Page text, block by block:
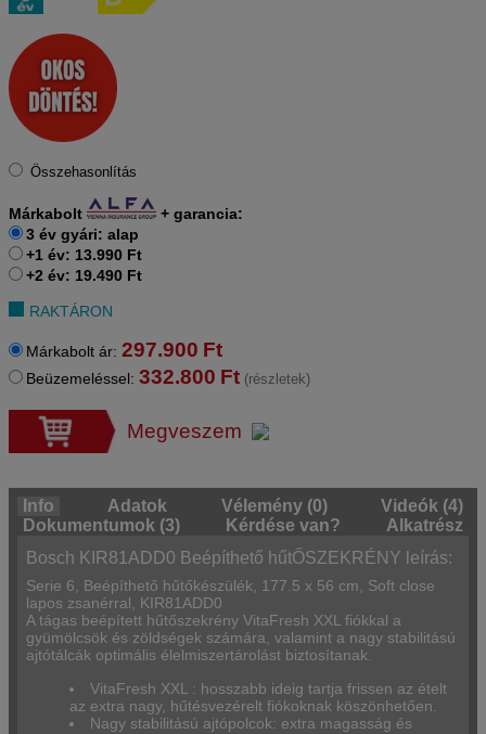
Összehasonlítás
Márkabolt + garancia:
3 év gyári: alap
+1 év: 13.990 Ft
+2 év: 19.490 Ft
RAKTÁRON
Márkabolt ár: 297.900 Ft
Beüzemeléssel: 332.800 Ft (részletek)
Megveszem
Info Adatok Vélemény (0)
Videók (4)
Dokumentumok (3)
Kérdése van?
Alkatrész
Bosch KIR81ADD0 Beépíthető hűtŐSZEKRÉNY leírás:
Serie 6, Beépíthető hűtőkészülék, 177.5 x 56 cm, Soft close
lapos zsanérral, KIR81ADD0
A tágas beépített hűtőszekrény VitaFresh XXL fiókkal a
gyümölcsök és zöldségek számára, valamint a nagy stabilitású
ajtótálcák optimális élelmiszertárolást biztosítanak.
VitaFresh XXL : hosszabb ideig tartja frissen az ételt
az extra nagy, hűtésvezérelt fiókoknak köszönhetően.
Nagy stabilitású ajtópolcok: extra magasság és